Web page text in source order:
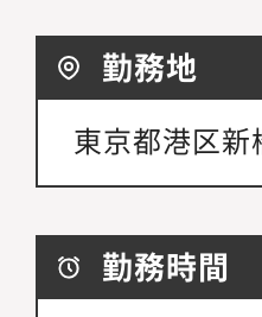
勤務地
東京都港区新
勤務時間